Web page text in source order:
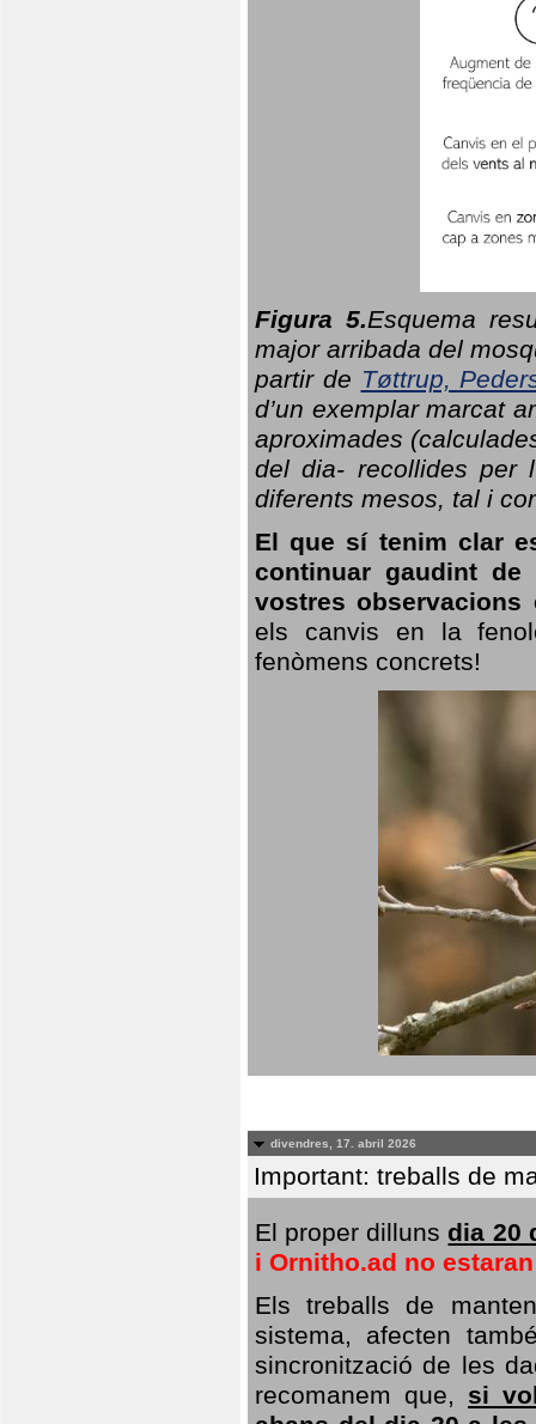
Figura 5.Esquema
major arribada del
partir de Tøttrup,
d’un exemplar marcat
aproximades
del dia- recollides per
diferents mesos, tal i
El que sí tenim clar
continuar gaudint
vostres
els canvis en la
fenòmens concrets!
divendres, 17. abril 2026
Important: treballs de
El proper dilluns dia 20
i Ornitho.ad no
Els treballs de
sistema, afecten
sincronització de les
recomanem que, si